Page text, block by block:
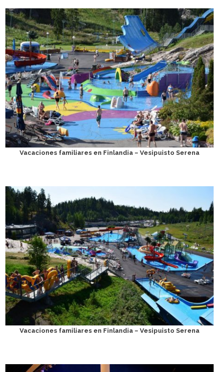
Vacaciones familiares en Finlandia – Vesipuisto Serena
Vacaciones familiares en Finlandia – Vesipuisto Serena